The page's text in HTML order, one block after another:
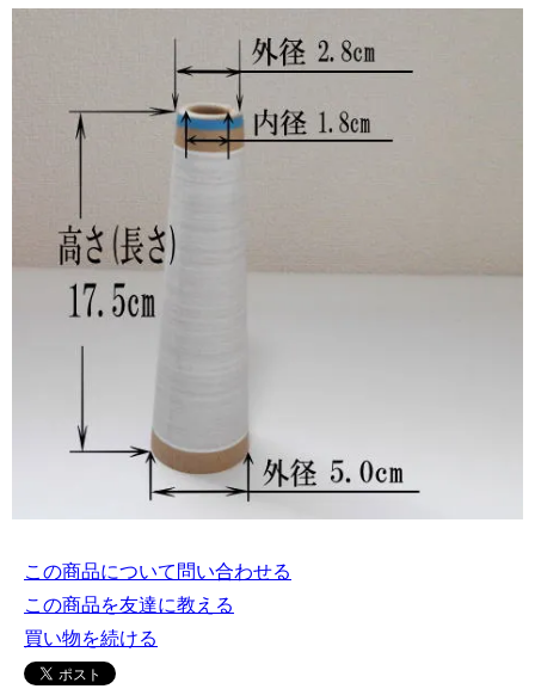
この商品について問い合わせる
この商品を友達に教える
買い物を続ける